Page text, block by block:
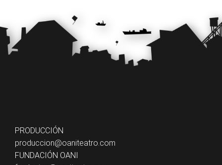
PRODUCCIÓN
produccion@oaniteatro.com
FUNDACIÓN OANI